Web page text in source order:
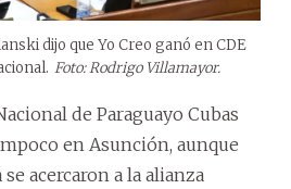
dijo que Yo Creo ganó en CDE
Foto: Rodrigo Villamayor.
de Paraguayo Cubas
en Asunción, aunque
acercaron a la alianza